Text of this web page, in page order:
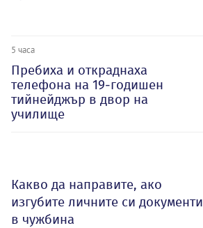
5 часа
Пребиха и откраднаха
телефона на 19-годишен
тийнейджър в двор на
училище
Какво да направите, ако
изгубите личните си документи
в чужбина